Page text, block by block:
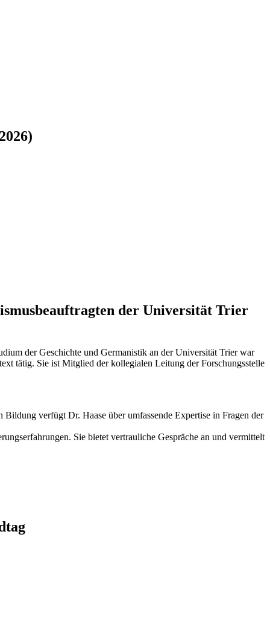
der Universität Trier
der Geschichte und Germanistik an der Universität Trier war
tätig. Sie ist Mitglied der kollegialen Leitung der Forschungsstelle
verfügt Dr. Haase über umfassende Expertise in Fragen der
Sie bietet vertrauliche Gespräche an und vermittelt